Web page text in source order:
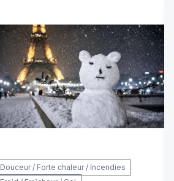
Douceur / Forte chaleur / Incendies